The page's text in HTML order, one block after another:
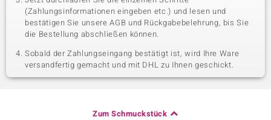
(Zahlungsinformationen eingeben etc.) und lesen und
bestätigen Sie unsere AGB und Rückgabebelehrung, bis Sie
die Bestellung abschließen können.
Sobald der Zahlungseingang bestätigt ist, wird Ihre Ware
versandfertig gemacht und mit DHL zu Ihnen geschickt.
Zum Schmuckstück